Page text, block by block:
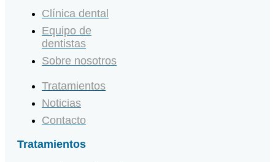
Clínica dental
Equipo de
dentistas
Sobre nosotros
Tratamientos
Noticias
Contacto
Tratamientos